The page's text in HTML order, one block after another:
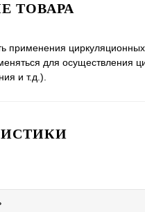
ТОВАРА
применения
для осуществления
и т.д.).